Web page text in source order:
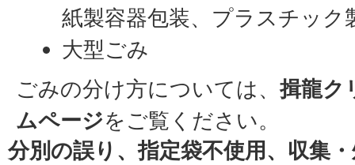
紙製容器包装、プラスチック
大型ごみ
ごみの分け方については、揖龍ク
ムページをご覧ください。
分別の誤り、指定袋不使用、収集